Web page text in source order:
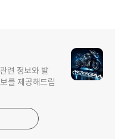
련 정보와 발
를 제공해드립